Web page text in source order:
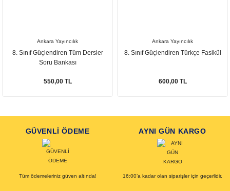
Ankara Yayıncılık
8. Sınıf Güçlendiren Tüm Dersler
Soru Bankası
550,00 TL
Ankara Yayıncılık
8. Sınıf Güçlendiren Türkçe Fasikül
600,00 TL
GÜVENLİ ÖDEME
Tüm ödemeleriniz güven altında!
AYNI GÜN KARGO
16:00’a kadar olan siparişler için geçerlidir.